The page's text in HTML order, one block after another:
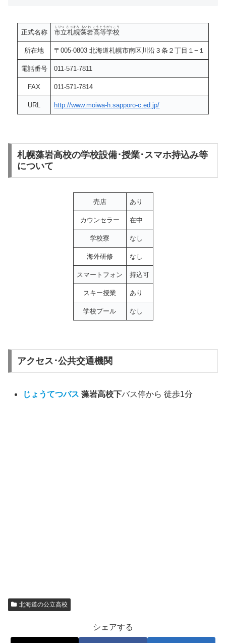
正式名称 市立札幌藻岩高等学校
しりつ さっぽろ もいわ こうとうがっこう
所在地 〒005-0803 北海道札幌市南区川沿３条２丁目１−１
電話番号 011-571-7811
FAX 011-571-7814
URL http://www.moiwa-h.sapporo-c.ed.jp/
札幌藻岩高校の学校設備･授業･スマホ持込み等
について
売店 あり
カウンセラー 在中
学校寮 なし
海外研修 なし
スマートフォン 持込可
スキー授業 あり
学校プール なし
アクセス･公共交通機関
じょうてつバス 藻岩高校下バス停から 徒歩1分
北海道の公立高校
シェアする